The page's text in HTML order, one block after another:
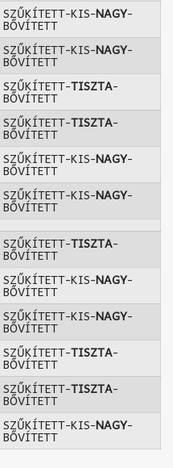
SZŰKÍTETT-KIS-NAGY-
BŐVÍTETT
SZŰKÍTETT-KIS-NAGY-
BŐVÍTETT
SZŰKÍTETT-TISZTA-
BŐVÍTETT
SZŰKÍTETT-TISZTA-
BŐVÍTETT
SZŰKÍTETT-KIS-NAGY-
BŐVÍTETT
SZŰKÍTETT-KIS-NAGY-
BŐVÍTETT
SZŰKÍTETT-TISZTA-
BŐVÍTETT
SZŰKÍTETT-KIS-NAGY-
BŐVÍTETT
SZŰKÍTETT-KIS-NAGY-
BŐVÍTETT
SZŰKÍTETT-TISZTA-
BŐVÍTETT
SZŰKÍTETT-TISZTA-
BŐVÍTETT
SZŰKÍTETT-KIS-NAGY-
BŐVÍTETT